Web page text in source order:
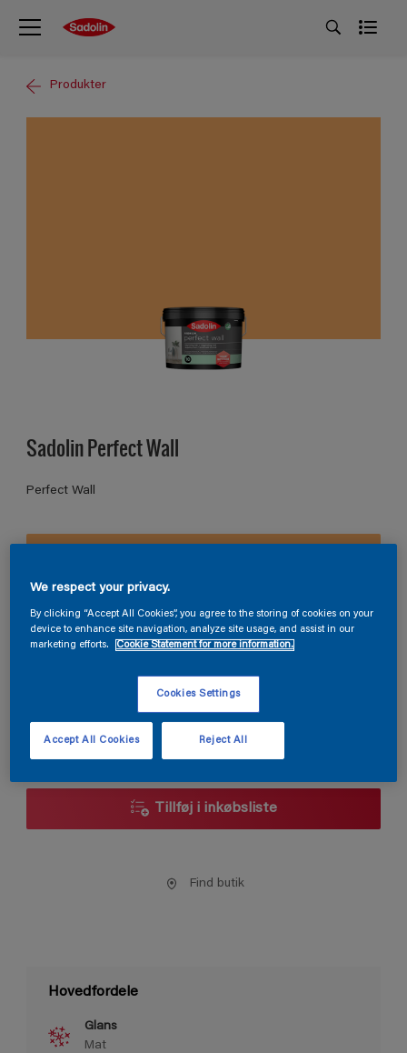
Produkter
Sadolin Perfect Wall
Perfect Wall
Størrelse
Produkt lommeregner
Tillføj i inkøbsliste
Find butik
Hovedfordele
Glans
Mat
We respect your privacy.
By clicking “Accept All Cookies”, you agree to the storing of cookies on your
device to enhance site navigation, analyze site usage, and assist in our
marketing efforts.
Cookie Statement for more information.
Cookies Settings
Reject All
Accept All Cookies